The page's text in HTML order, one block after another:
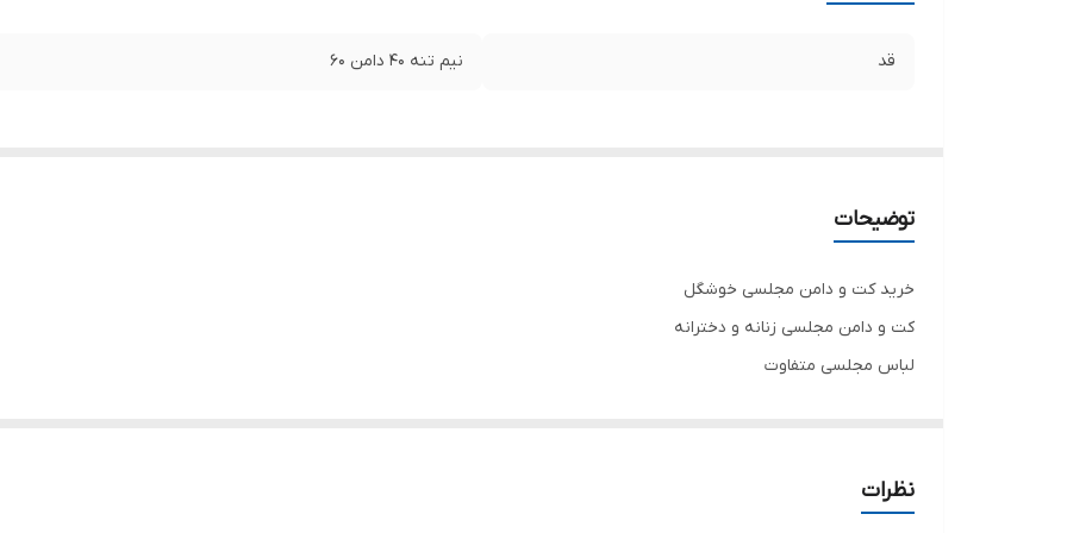
قد نیم تنه ۴۰ دامن ۶۰
توضیحات
خرید کت و دامن مجلسی خوشگل
کت و دامن مجلسی زنانه و دخترانه
لباس مجلسی متفاوت
جنس کرپ درجه یک
تنخور فوق‌العاده زیبا
نظرات